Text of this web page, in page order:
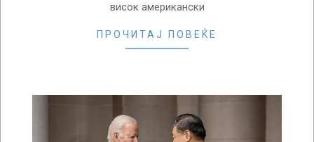
висок американски
ПРОЧИТАЈ ПОВЕЌЕ